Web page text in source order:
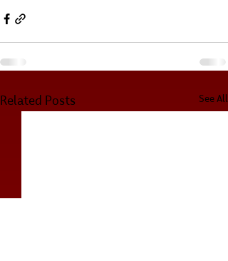
Related Posts See All